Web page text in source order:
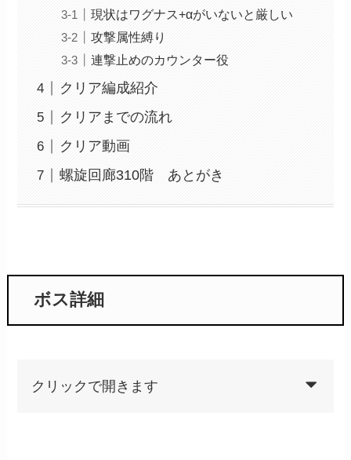
現状はワグナス+αがいないと厳しい
攻撃属性縛り
連撃止めのカウンター役
クリア編成紹介
クリアまでの流れ
クリア動画
螺旋回廊310階 あとがき
ボス詳細
クリックで開きます